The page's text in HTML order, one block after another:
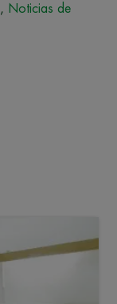
, Noticias de